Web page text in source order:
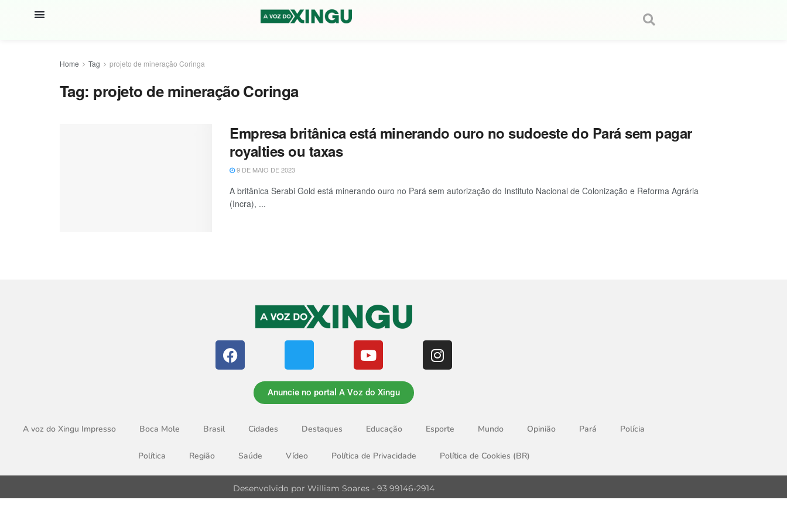
Home Tag projeto de mineração Coringa
Tag: projeto de mineração Coringa
Empresa britânica está minerando ouro no sudoeste do Pará sem pagar
royalties ou taxas
9 DE MAIO DE 2023
A britânica Serabi Gold está minerando ouro no Pará sem autorização do Instituto Nacional de Colonização e Reforma Agrária
(Incra), ...
Anuncie no portal A Voz do Xingu
A voz do Xingu Impresso Boca Mole Brasil Cidades Destaques Educação Esporte Mundo Opinião Pará Polícia
Política Região Saúde Vídeo Política de Privacidade Política de Cookies (BR)
Desenvolvido por William Soares - 93 99146-2914